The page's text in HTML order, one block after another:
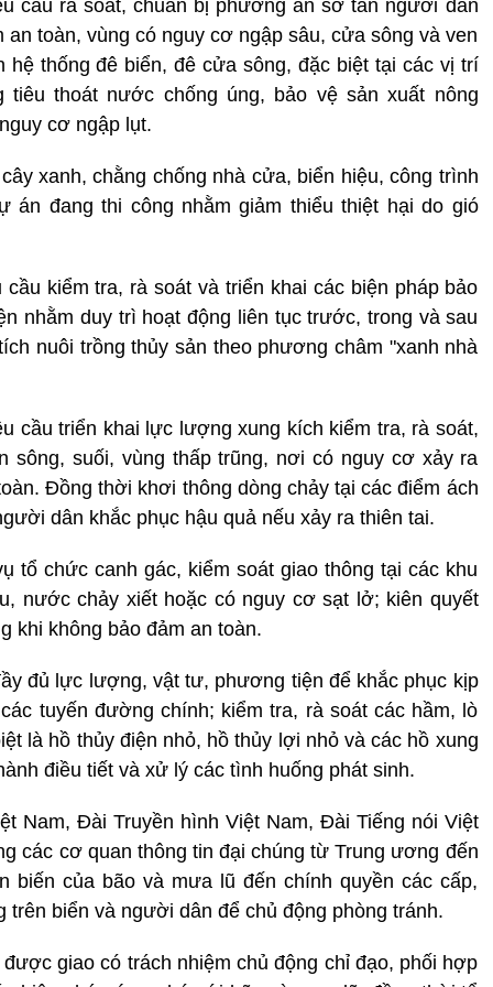
cầu rà soát, chuẩn bị phương án sơ tán người dân
toàn, vùng có nguy cơ ngập sâu, cửa sông và ven
thống đê biển, đê cửa sông, đặc biệt tại các vị trí
tiêu thoát nước chống úng, bảo vệ sản xuất nông
cơ ngập lụt.
xanh, chằng chống nhà cửa, biển hiệu, công trình
án đang thi công nhằm giảm thiểu thiệt hại do gió
kiểm tra, rà soát và triển khai các biện pháp bảo
nhằm duy trì hoạt động liên tục trước, trong và sau
nuôi trồng thủy sản theo phương châm "xanh nhà
cầu triển khai lực lượng xung kích kiểm tra, rà soát,
suối, vùng thấp trũng, nơi có nguy cơ xảy ra
Đồng thời khơi thông dòng chảy tại các điểm ách
dân khắc phục hậu quả nếu xảy ra thiên tai.
tổ chức canh gác, kiểm soát giao thông tại các khu
nước chảy xiết hoặc có nguy cơ sạt lở; kiên quyết
khi không bảo đảm an toàn.
đủ lực lượng, vật tư, phương tiện để khắc phục kịp
tuyến đường chính; kiểm tra, rà soát các hầm, lò
là hồ thủy điện nhỏ, hồ thủy lợi nhỏ và các hồ xung
điều tiết và xử lý các tình huống phát sinh.
Nam, Đài Truyền hình Việt Nam, Đài Tiếng nói Việt
các cơ quan thông tin đại chúng từ Trung ương đến
biến của bão và mưa lũ đến chính quyền các cấp,
biển và người dân để chủ động phòng tránh.
giao có trách nhiệm chủ động chỉ đạo, phối hợp